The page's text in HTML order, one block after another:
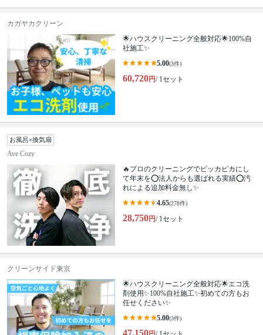
カガヤカクリーン
🌟ハウスクリーニング全般対応🌟100%自
社施工✨
5.00(3件)
60,720円/ 1セット
お風呂×換気扇
Ave Cozy
🔥プロのクリーニングでピッカピカにし
て年末を⭕法人からも選ばれる実績⭕汚
れによる追加料金無し✨
4.65(278件)
28,750円/ 1セット
クリーンサイド東京
🌟ハウスクリーニング全般対応🌟エコ洗
剤使用✨100%自社施工✨初めての方もお
任せください✨
5.00(3件)
47,150